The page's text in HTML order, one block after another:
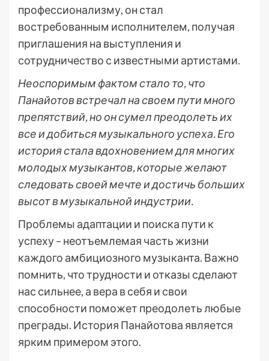
профессионализму, он стал
востребованным исполнителем, получая
приглашения на выступления и
сотрудничество с известными артистами.
Неоспоримым фактом стало то, что
Панайотов встречал на своем пути много
препятствий, но он сумел преодолеть их
все и добиться музыкального успеха. Его
история стала вдохновением для многих
молодых музыкантов, которые желают
следовать своей мечте и достичь больших
высот в музыкальной индустрии.
Проблемы адаптации и поиска пути к
успеху – неотъемлемая часть жизни
каждого амбициозного музыканта. Важно
помнить, что трудности и отказы сделают
нас сильнее, а вера в себя и свои
способности поможет преодолеть любые
преграды. История Панайотова является
ярким примером этого.